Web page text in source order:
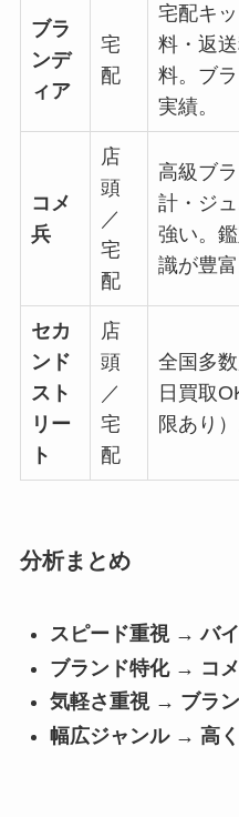
ブラ
ンデ
ィア
宅
配
宅配キ
料・返
料。ブ
実績。
コメ
兵
店
頭
／
宅
配
高級ブ
計・ジ
強い。
識が豊富
セカ
ンド
スト
リー
ト
店
頭
／
宅
配
全国多
日買取
限あり）
分析まとめ
スピード重視 → バ
ブランド特化 → コ
気軽さ重視 → ブラ
幅広ジャンル → 高